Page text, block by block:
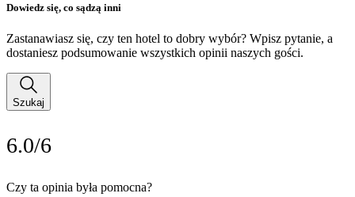
Dowiedz się, co sądzą inni
Zastanawiasz się, czy ten hotel to dobry wybór? Wpisz pytanie, a
dostaniesz podsumowanie wszystkich opinii naszych gości.
Szukaj
6.0/6
Czy ta opinia była pomocna?